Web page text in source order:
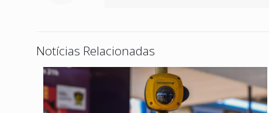
Notícias Relacionadas